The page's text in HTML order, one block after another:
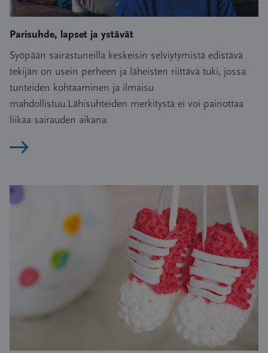
Parisuhde, lapset ja ystävät
Syöpään sairastuneilla keskeisin selviytymistä edistävä
tekijän on usein perheen ja läheisten riittävä tuki, jossa
tunteiden kohtaaminen ja ilmaisu
mahdollistuu.Lähisuhteiden merkitystä ei voi painottaa
liikaa sairauden aikana.
Lue artikkeli